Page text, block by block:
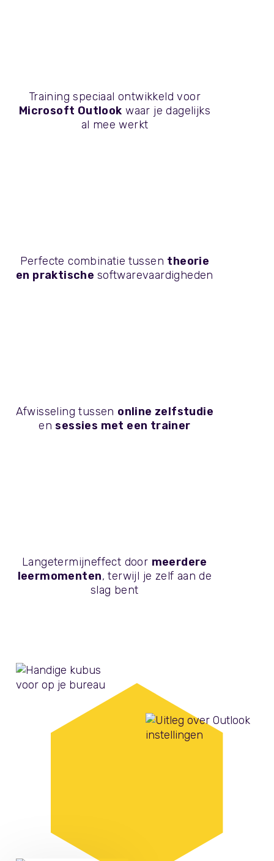
Training speciaal ontwikkeld voor
Microsoft Outlook waar je dagelijks
al mee werkt
Perfecte combinatie tussen theorie
en praktische softwarevaardigheden
Afwisseling tussen online zelfstudie
ensessies met een trainer
Langetermijneffect door meerdere
leermomenten, terwijl je zelf aan de
slag bent